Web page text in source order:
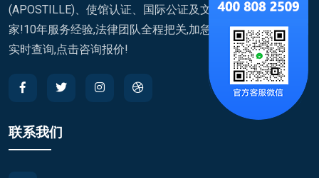
(APOSTILLE)、使馆认证、国际公证及文件翻译,覆盖200+国
家!10年服务经验,法律团队全程把关,加急通道快至7天,进度
实时查询,点击咨询报价!
联系我们